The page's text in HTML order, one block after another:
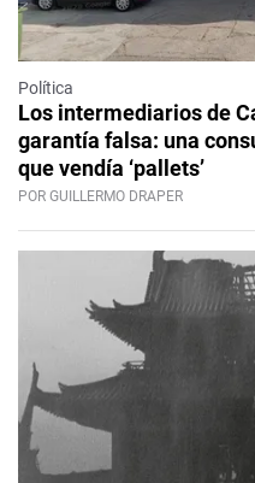
Política
Los intermediarios de
garantía falsa: una
que vendía ‘pallets’
POR GUILLERMO DRAPER